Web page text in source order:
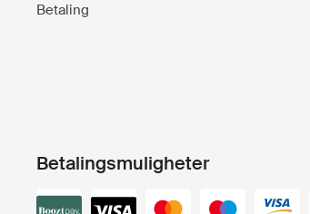
Betaling
Betalingsmuligheter